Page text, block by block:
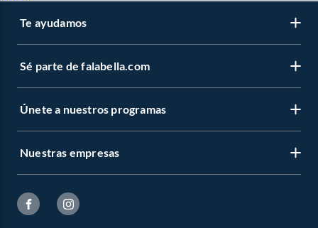
Te ayudamos
Sé parte de falabella.com
Únete a nuestros programas
Nuestras empresas